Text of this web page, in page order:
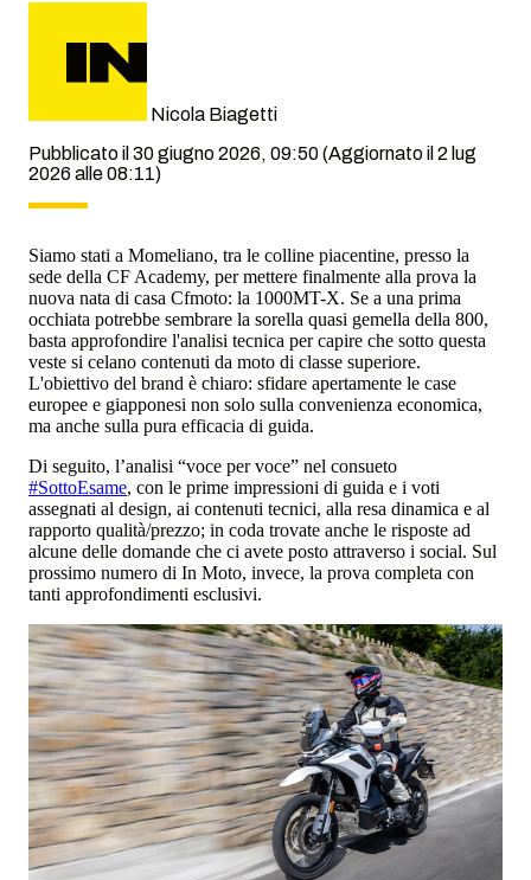
Nicola Biagetti
Pubblicato il 30 giugno 2026, 09:50(Aggiornato il 2 lug
2026 alle 08:11)
Siamo stati a Momeliano, tra le colline piacentine, presso la
sede della CF Academy, per mettere finalmente alla prova la
nuova nata di casa Cfmoto: la 1000MT-X. Se a una prima
occhiata potrebbe sembrare la sorella quasi gemella della 800,
basta approfondire l'analisi tecnica per capire che sotto questa
veste si celano contenuti da moto di classe superiore.
L'obiettivo del brand è chiaro: sfidare apertamente le case
europee e giapponesi non solo sulla convenienza economica,
ma anche sulla pura efficacia di guida.
Di seguito, l’analisi “voce per voce” nel consueto
#SottoEsame, con le prime impressioni di guida e i voti
assegnati al design, ai contenuti tecnici, alla resa dinamica e al
rapporto qualità/prezzo; in coda trovate anche le risposte ad
alcune delle domande che ci avete posto attraverso i social. Sul
prossimo numero di In Moto, invece, la prova completa con
tanti approfondimenti esclusivi.